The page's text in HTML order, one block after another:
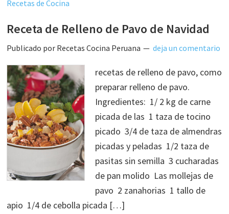
Recetas de Cocina
Receta de Relleno de Pavo de Navidad
Publicado por Recetas Cocina Peruana deja un comentario
recetas de relleno de pavo, como
preparar relleno de pavo.
Ingredientes: 1/ 2 kg de carne
picada de las 1 taza de tocino
picado 3/4 de taza de almendras
picadas y peladas 1/2 taza de
pasitas sin semilla 3 cucharadas
de pan molido Las mollejas de
pavo 2 zanahorias 1 tallo de
apio 1/4 de cebolla picada […]